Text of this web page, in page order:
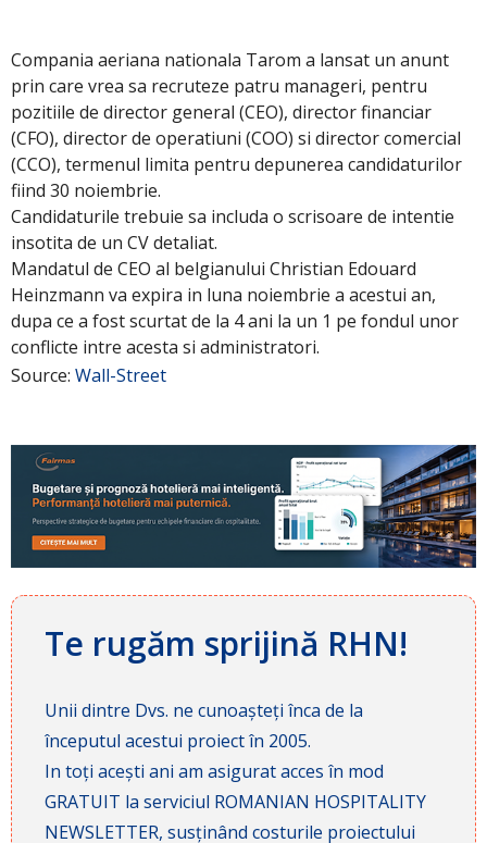
Compania aeriana nationala Tarom a lansat un anunt
prin care vrea sa recruteze patru manageri, pentru
pozitiile de director general (CEO), director financiar
(CFO), director de operatiuni (COO) si director comercial
(CCO), termenul limita pentru depunerea candidaturilor
fiind 30 noiembrie.
Candidaturile trebuie sa includa o scrisoare de intentie
insotita de un CV detaliat.
Mandatul de CEO al belgianului Christian Edouard
Heinzmann va expira in luna noiembrie a acestui an,
dupa ce a fost scurtat de la 4 ani la un 1 pe fondul unor
conflicte intre acesta si administratori.
Source: Wall-Street
Te rugăm sprijină RHN!
Unii dintre Dvs. ne cunoașteți înca de la
începutul acestui proiect în 2005.
In toți acești ani am asigurat acces în mod
GRATUIT la serviciul ROMANIAN HOSPITALITY
NEWSLETTER, susținând costurile proiectului